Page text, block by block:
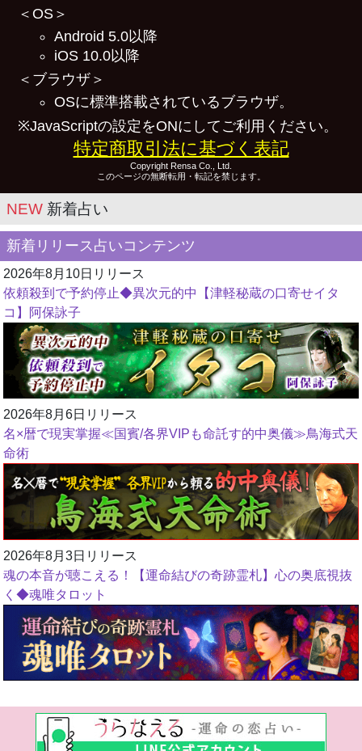
＜OS＞
Android 5.0以降
iOS 10.0以降
＜ブラウザ＞
OSに標準搭載されているブラウザ。
※JavaScriptの設定をONにしてご利用ください。
特定商取引法に基づく表記
Copyright Rensa Co., Ltd.
このページの無断転用・転記を禁じます。
NEW 新着占い
新着リリース占いコンテンツ
2026年8月10日リリース
依頼殺到で予約停止◆異次元的中【津軽秘蔵の口寄せイタ
コ】阿保詠子
2026年8月6日リリース
名×暦で現実掌握≪国賓/各界VIPも命託す的中奥儀≫鳥海式天
命術
2026年8月3日リリース
魂の本音が聴こえる！【運命結びの奇跡霊札】心の奥底視抜
く◆魂唯タロット